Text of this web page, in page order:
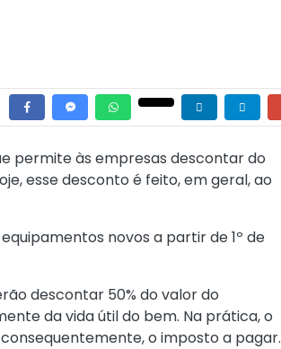
permite às empresas descontar do
esse desconto é feito, em geral, ao
novos a partir de 1º de
descontar 50% do valor do
da vida útil do bem. Na prática, o
o imposto a pagar.